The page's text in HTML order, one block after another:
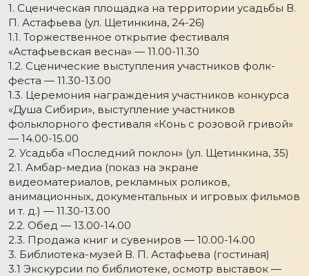
1. Сценическая площадка на территории усадьбы В.
П. Астафьева (ул. Щетинкина, 24-26)
1.1. Торжественное открытие фестиваля
«Астафьевская весна» — 11.00-11.30
1.2. Сценические выступления участников фолк-
феста — 11.30-13.00
1.3. Церемония награждения участников конкурса
«Душа Сибири», выступление участников
фольклорного фестиваля «Конь с розовой гривой»
— 14.00-15.00
2. Усадьба «Последний поклон» (ул. Щетинкина, 35)
2.1. Амбар-медиа (показ на экране
видеоматериалов, рекламных роликов,
анимационных, документальных и игровых фильмов
и т. д.) — 11.30-13.00
2.2. Обед — 13.00-14.00
2.3. Продажа книг и сувениров — 10.00-14.00
3. Библиотека-музей В. П. Астафьева (гостиная)
3.1 Экскурсии по библиотеке, осмотр выставок —